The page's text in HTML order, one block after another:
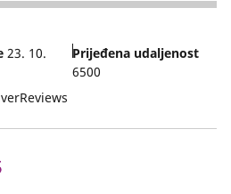
23. 10.
Prijeđena udaljenost
6500